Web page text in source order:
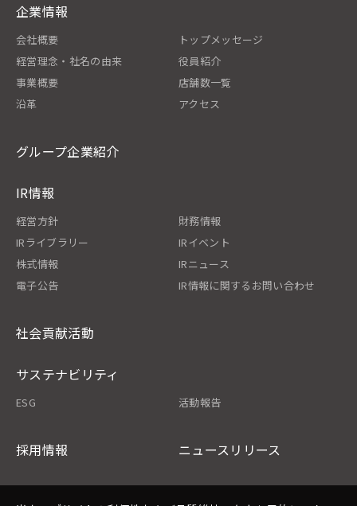
企業情報
会社概要
トップメッセージ
経営理念・社名の由来
役員紹介
事業概要
店舗数一覧
沿革
アクセス
グループ企業紹介
IR情報
経営方針
財務情報
IRライブラリー
IRイベント
株式情報
IRニュース
電子公告
IR情報に関するお問い合わせ
社会貢献活動
サステナビリティ
ESG 活動報告
採用情報 ニュースリリース